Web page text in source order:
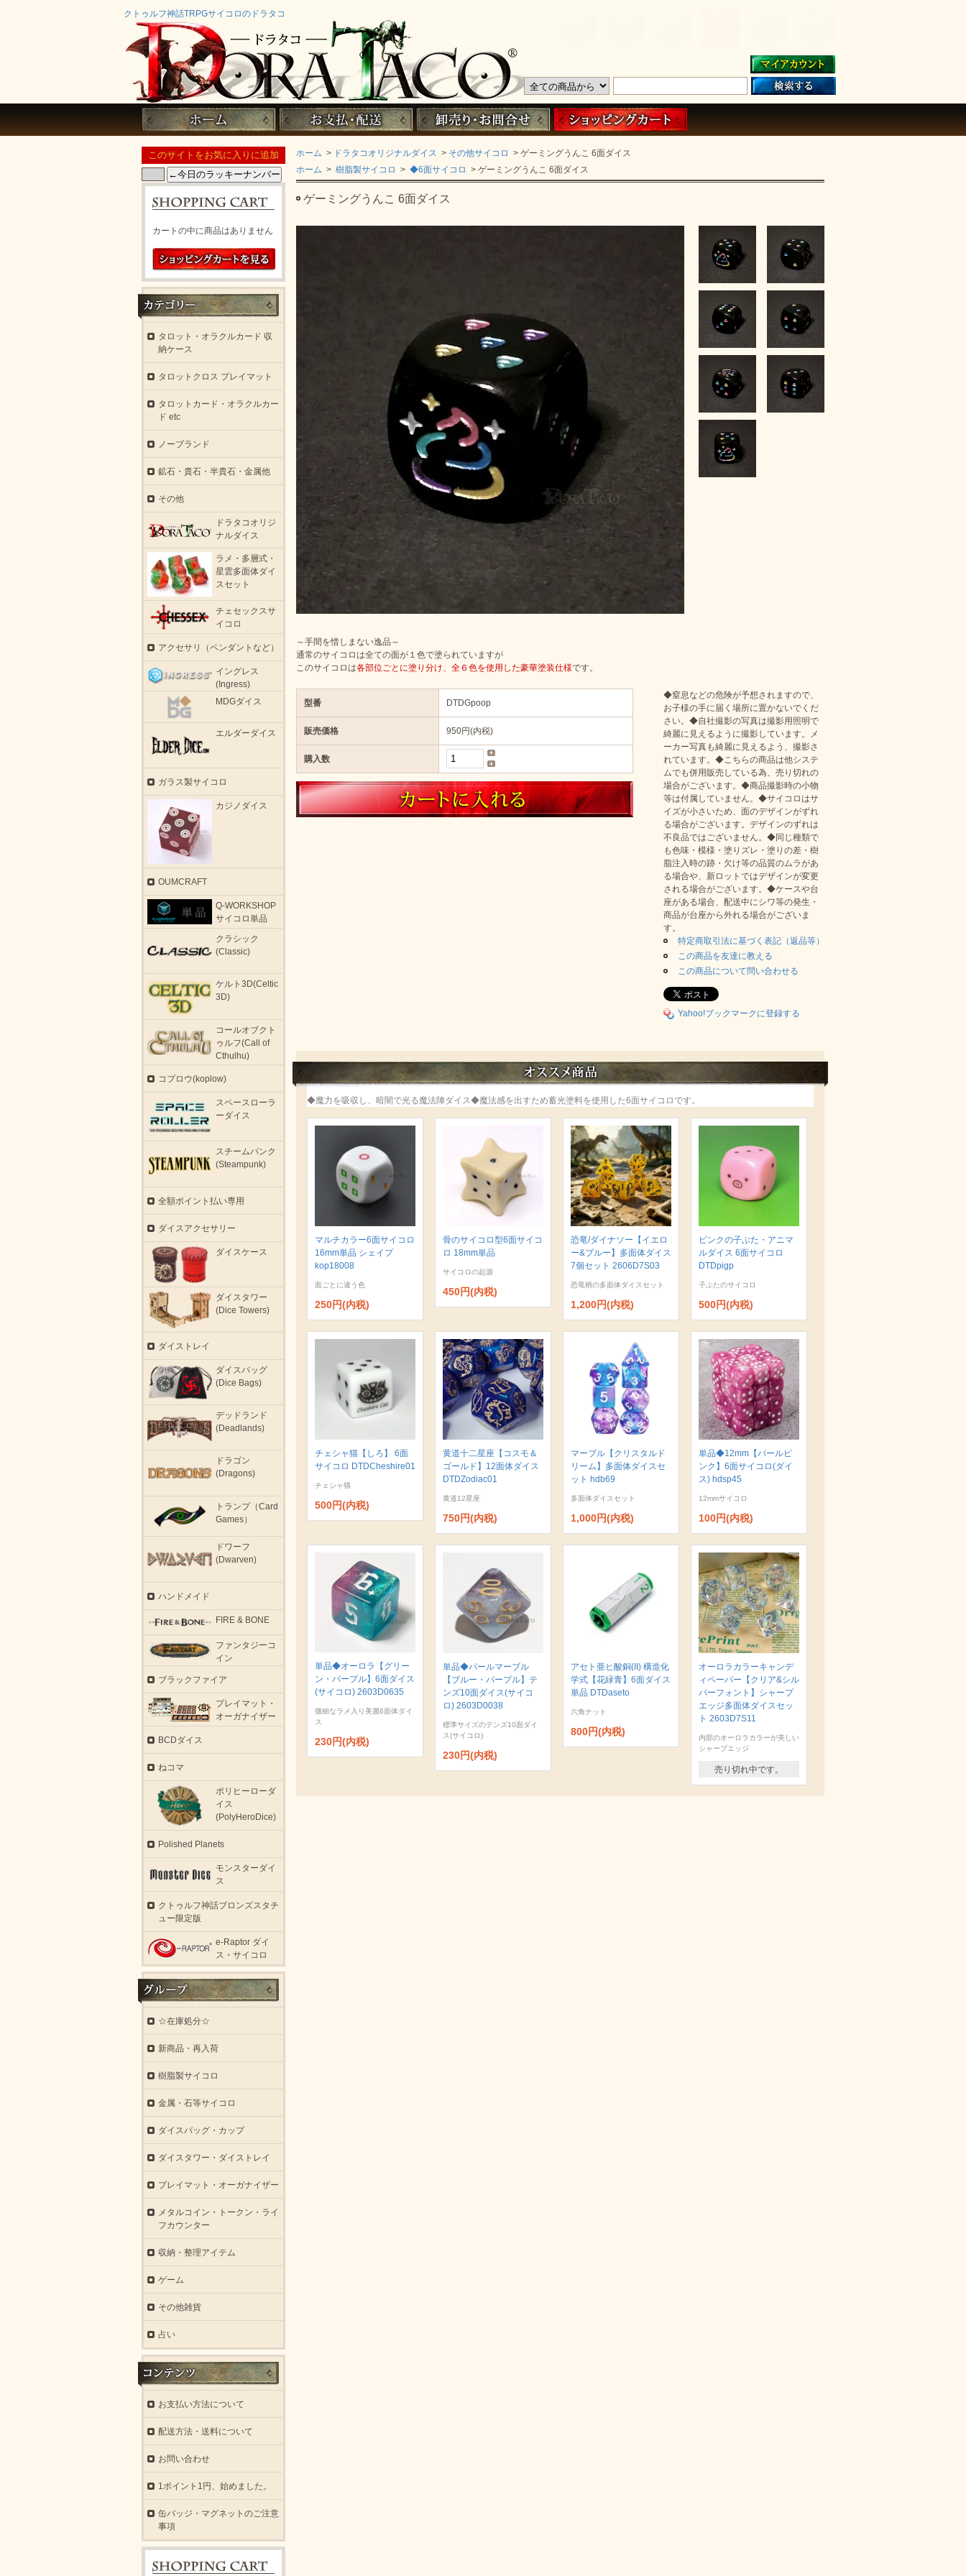
クトゥルフ神話TRPGサイコロのドラタコ
ホーム > ドラタコオリジナルダイス > その他サイコロ > ゲーミングうんこ 6面ダイス
ホーム > 樹脂製サイコロ > ◆6面サイコロ > ゲーミングうんこ 6面ダイス
ゲーミングうんこ 6面ダイス
～手間を惜しまない逸品～
通常のサイコロは全ての面が１色で塗られていますが
このサイコロは各部位ごとに塗り分け、全６色を使用した豪華塗装仕様です。
型番 DTDGpoop
販売価格 950円(内税)
購入数
◆窒息などの危険が予想されますので、
お子様の手に届く場所に置かないでくだ
さい。◆自社撮影の写真は撮影用照明で
綺麗に見えるように撮影しています。メ
ーカー写真も綺麗に見えるよう、撮影さ
れています。◆こちらの商品は他システ
ムでも併用販売している為、売り切れの
場合がございます。◆商品撮影時の小物
等は付属していません。◆サイコロはサ
イズが小さいため、面のデザインがずれ
る場合がございます。デザインのずれは
不良品ではございません。◆同じ種類で
も色味・模様・塗りズレ・塗りの差・樹
脂注入時の跡・欠け等の品質のムラがあ
る場合や、新ロットではデザインが変更
される場合がございます。◆ケースや台
座がある場合、配送中にシワ等の発生・
商品が台座から外れる場合がございま
す。
特定商取引法に基づく表記（返品等）
この商品を友達に教える
この商品について問い合わせる
Yahoo!ブックマークに登録する
◆魔力を吸収し、暗闇で光る魔法陣ダイス◆魔法感を出すため蓄光塗料を使用した6面サイコロです。
マルチカラー6面サイコロ
16mm単品 シェイプ
kop18008
面ごとに違う色
250円(内税)
骨のサイコロ型6面サイコ
ロ 18mm単品
サイコロの起源
450円(内税)
恐竜/ダイナソー【イエロ
ー&ブルー】多面体ダイス
7個セット 2606D7S03
恐竜柄の多面体ダイスセット
1,200円(内税)
ピンクの子ぶた・アニマ
ルダイス 6面サイコロ
DTDpigp
子ぶたのサイコロ
500円(内税)
チェシャ猫【しろ】 6面
サイコロ DTDCheshire01
チェシャ猫
500円(内税)
黄道十二星座【コスモ＆
ゴールド】12面体ダイス
DTDZodiac01
黄道12星座
750円(内税)
マーブル【クリスタルド
リーム】多面体ダイスセ
ット hdb69
多面体ダイスセット
1,000円(内税)
単品◆12mm【パールピ
ンク】6面サイコロ(ダイ
ス) hdsp45
12mmサイコロ
100円(内税)
単品◆オーロラ【グリー
ン・パープル】6面ダイス
(サイコロ) 2603D0635
微細なラメ入り美麗6面体ダイ
ス
230円(内税)
単品◆パールマーブル
【ブルー・パープル】テ
ンズ10面ダイス(サイコ
ロ) 2603D0038
標準サイズのテンズ10面ダイ
ス(サイコロ)
230円(内税)
アセト亜ヒ酸銅(II) 構造化
学式【花緑青】6面ダイス
単品 DTDaseto
六角ナット
800円(内税)
オーロラカラーキャンデ
ィペーパー【クリア&シル
バーフォント】シャープ
エッジ多面体ダイスセッ
ト 2603D7S11
内部のオーロラカラーが美しい
シャープエッジ
売り切れ中です。
カートの中に商品はありません
タロット・オラクルカード 収
納ケース
タロットクロス プレイマット
タロットカード・オラクルカー
ド etc
ノーブランド
鉱石・貴石・半貴石・金属他
その他
ドラタコオリジ
ナルダイス
ラメ・多層式・
星雲多面体ダイ
スセット
チェセックスサ
イコロ
アクセサリ（ペンダントなど）
イングレス
(Ingress)
MDGダイス
エルダーダイス
ガラス製サイコロ
カジノダイス
OUMCRAFT
Q-WORKSHOP
サイコロ単品
クラシック
(Classic)
ケルト3D(Celtic
3D)
コールオブクト
ゥルフ(Call of
Cthulhu)
コプロウ(koplow)
スペースローラ
ーダイス
スチームパンク
(Steampunk)
全額ポイント払い専用
ダイスアクセサリー
ダイスケース
ダイスタワー
(Dice Towers)
ダイストレイ
ダイスバッグ
(Dice Bags)
デッドランド
(Deadlands)
ドラゴン
(Dragons)
トランプ（Card
Games）
ドワーフ
(Dwarven)
ハンドメイド
FIRE & BONE
ファンタジーコ
イン
ブラックファイア
プレイマット・
オーガナイザー
BCDダイス
ねコマ
ポリヒーローダ
イス
(PolyHeroDice)
Polished Planets
モンスターダイ
ス
クトゥルフ神話ブロンズスタチ
ュー限定版
e-Raptor ダイ
ス・サイコロ
☆在庫処分☆
新商品・再入荷
樹脂製サイコロ
金属・石等サイコロ
ダイスバッグ・カップ
ダイスタワー・ダイストレイ
プレイマット・オーガナイザー
メタルコイン・トークン・ライ
フカウンター
収納・整理アイテム
ゲーム
その他雑貨
占い
お支払い方法について
配送方法・送料について
お問い合わせ
1ポイント1円、始めました。
缶バッジ・マグネットのご注意
事項